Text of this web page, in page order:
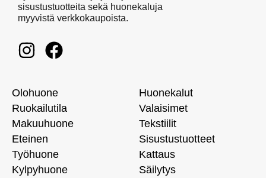
sisustustuotteita sekä huonekaluja
myyvistä verkkokaupoista.
Olohuone
Ruokailutila
Makuuhuone
Eteinen
Työhuone
Kylpyhuone
Huonekalut
Valaisimet
Tekstiilit
Sisustustuotteet
Kattaus
Säilytys